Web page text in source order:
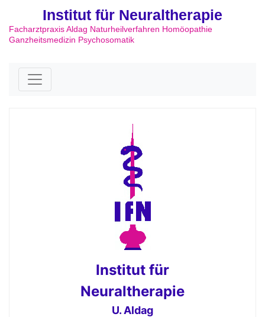
Institut für Neuraltherapie
Facharztpraxis Aldag Naturheilverfahren Homöopathie
Ganzheitsmedizin Psychosomatik
Institut für
Neuraltherapie
U. Aldag